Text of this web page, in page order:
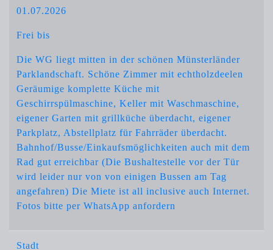
01.07.2026
Frei bis
Die WG liegt mitten in der schönen Münsterländer
Parklandschaft. Schöne Zimmer mit echtholzdeelen
Geräumige komplette Küche mit
Geschirrspülmaschine, Keller mit Waschmaschine,
eigener Garten mit grillküche überdacht, eigener
Parkplatz, Abstellplatz für Fahrräder überdacht.
Bahnhof/Busse/Einkaufsmöglichkeiten auch mit dem
Rad gut erreichbar (Die Bushaltestelle vor der Tür
wird leider nur von von einigen Bussen am Tag
angefahren) Die Miete ist all inclusive auch Internet.
Fotos bitte per WhatsApp anfordern
Stadt